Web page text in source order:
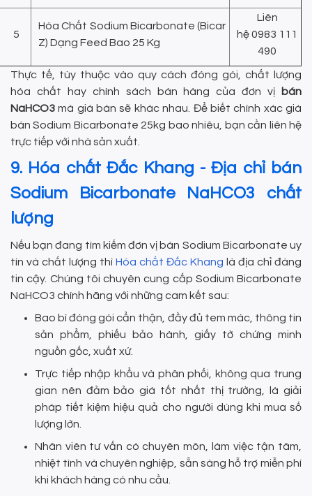
5
Hóa Chất Sodium Bicarbonate (Bicar
Z) Dạng Feed Bao 25 Kg
Liên
hệ0983 111
490
Thực tế, tùy thuộc vào quy cách đóng gói, chất lượng
hóa chất hay chính sách bán hàng của đơn vị
bán
NaHCO3 mà giá bán sẽ khác nhau. Để biết chính xác giá
bán Sodium Bicarbonate 25kg bao nhiêu, bạn cần liên hệ
trực tiếp với nhà sản xuất.
9. Hóa chất Đắc Khang - Địa chỉ bán
Sodium Bicarbonate NaHCO3 chất
lượng
Nếu bạn đang tìm kiếm đơn vị bán Sodium Bicarbonate uy
tín và chất lượng thì Hóa chất Đắc Khang là địa chỉ đáng
tin cậy. Chúng tôi chuyên cung cấp Sodium Bicarbonate
NaHCO3 chính hãng với những cam kết sau:
Bao bì đóng gói cẩn thận, đầy đủ tem mác, thông tin
sản phẩm, phiếu bảo hành, giấy tờ chứng minh
nguồn gốc, xuất xứ.
Trực tiếp nhập khẩu và phân phối, không qua trung
gian nên đảm bảo giá tốt nhất thị trường, là giải
pháp tiết kiệm hiệu quả cho người dùng khi mua số
lượng lớn.
Nhân viên tư vấn có chuyên môn, làm việc tận tâm,
nhiệt tình và chuyên nghiệp, sẵn sàng hỗ trợ miễn phí
khi khách hàng có nhu cầu.